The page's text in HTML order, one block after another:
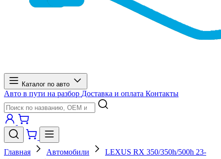
Каталог по авто
Авто в пути на разбор Доставка и оплата Контакты
Главная Автомобили
LEXUS RX 350/350h/500h 23-